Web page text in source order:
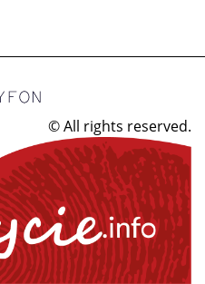
© All rights reserved.